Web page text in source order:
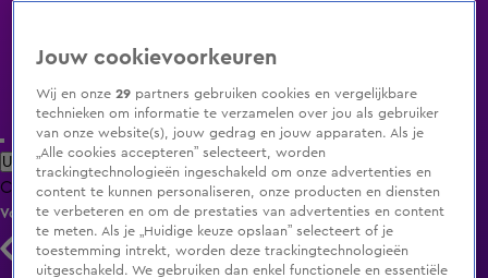
Uitzending Gemist Populaire programma's Zenders Genres
ClipsFilmsRadioSmart TV inlogShop
Volg KIJK
Jouw cookievoorkeuren
Wij en onze29 partners gebruiken cookies en vergelijkbare
technieken om informatie te verzamelen over jou als gebruiker
van onze website(s), jouw gedrag en jouw apparaten. Als je
„Alle cookies accepteren” selecteert, worden
trackingtechnologieën ingeschakeld om onze advertenties en
content te kunnen personaliseren, onze producten en diensten
te verbeteren en om de prestaties van advertenties en content
te meten. Als je „Huidige keuze opslaan” selecteert of je
toestemming intrekt, worden deze trackingtechnologieën
uitgeschakeld. We gebruiken dan enkel functionele en essentiële